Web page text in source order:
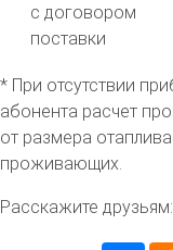
с договором
поставки
* При отсутствии
абонента расчет
от размера
проживающих.
Расскажите друзьям: